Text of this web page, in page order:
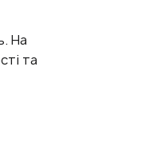
На
та